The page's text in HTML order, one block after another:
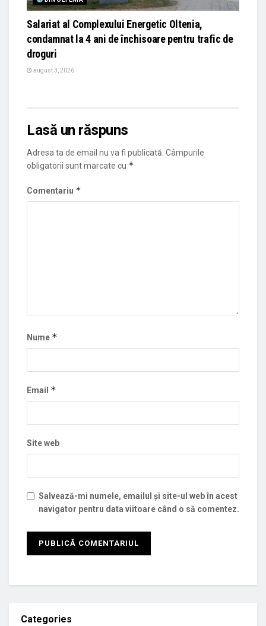
Salariat al Complexului Energetic Oltenia,
condamnat la 4 ani de închisoare pentru trafic de
droguri
august 3, 2026
Lasă un răspuns
Adresa ta de email nu va fi publicată. Câmpurile
obligatorii sunt marcate cu *
Comentariu *
Nume *
Email *
Site web
Salvează-mi numele, emailul și site-ul web în acest
navigator pentru data viitoare când o să comentez.
Categories